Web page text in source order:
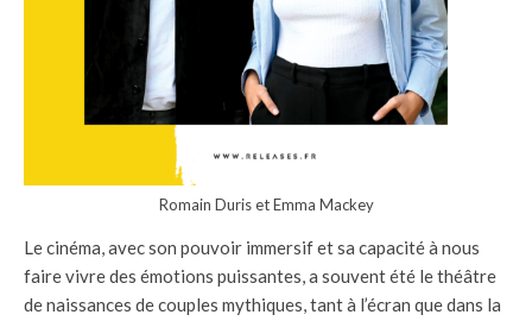
Romain Duris et Emma Mackey
Le cinéma, avec son pouvoir immersif et sa capacité à nous
faire vivre des émotions puissantes, a souvent été le théâtre
de naissances de couples mythiques, tant à l’écran que dans la